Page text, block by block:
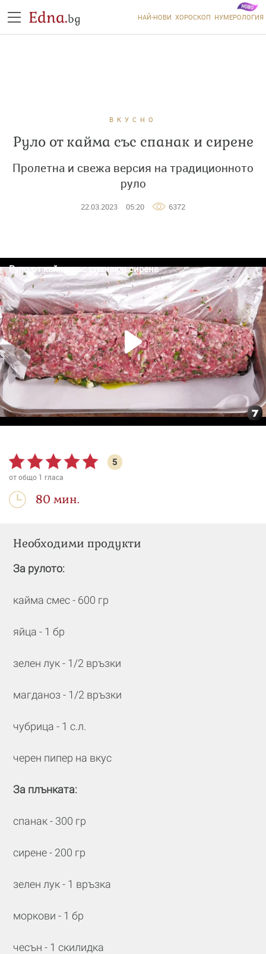
Edna.bg НАЙ-НОВИ ХОРОСКОП НУМЕРОЛОГИЯ
ВКУСНО
Руло от кайма със спанак и сирене
Пролетна и свежа версия на традиционното
руло
22.03.2023 05:20 6372
5
от общо 1 гласа
80 мин.
Необходими продукти
За рулото:
кайма смес - 600 гр
яйца - 1 бр
зелен лук - 1/2 връзки
магданоз - 1/2 връзки
чубрица - 1 с.л.
черен пипер на вкус
За плънката:
спанак - 300 гр
сирене - 200 гр
зелен лук - 1 връзка
моркови - 1 бр
чесън - 1 скилидка